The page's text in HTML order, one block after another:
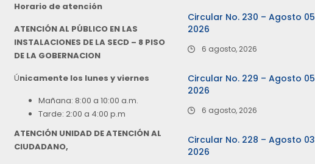
Horario de atención
ATENCIÓN AL PÚBLICO EN LAS
INSTALACIONES DE LA SECD – 8 PISO
DE LA GOBERNACION
Únicamente los lunes y viernes
Mañana: 8:00 a 10:00 a.m.
Tarde: 2:00 a 4:00 p.m
ATENCIÓN UNIDAD DE ATENCIÓN AL
CIUDADANO,
Circular No. 230 – Agosto
2026
6 agosto, 2026
Circular No. 229 – Agosto
2026
6 agosto, 2026
Circular No. 228 – Agosto
2026